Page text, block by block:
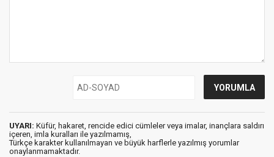
UYARI: Küfür, hakaret, rencide edici cümleler veya imalar, inançlara saldırı
içeren, imla kuralları ile yazılmamış,
Türkçe karakter kullanılmayan ve büyük harflerle yazılmış yorumlar
onaylanmamaktadır.